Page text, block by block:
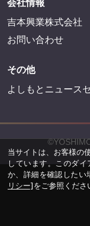
会社情報
吉本興業株式会社
お問い合わせ
その他
よしもとニュース
当サイトは、お客様の
しています。このダ
か、詳細を確認したい
リシー]をご参照くださ